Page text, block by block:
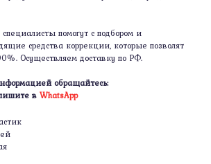
помогут с подбором и
средства коррекции, которые позволят
Осуществляем доставку по РФ.
обращайтесь:
в WhatsApp